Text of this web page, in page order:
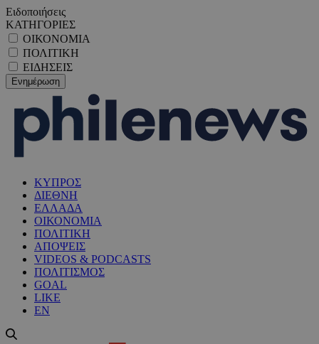
Ειδοποιήσεις
ΚΑΤΗΓΟΡΙΕΣ
ΟΙΚΟΝΟΜΙΑ
ΠΟΛΙΤΙΚΗ
ΕΙΔΗΣΕΙΣ
ΚΥΠΡΟΣ
ΔΙΕΘΝΗ
ΕΛΛΑΔΑ
ΟΙΚΟΝΟΜΙΑ
ΠΟΛΙΤΙΚΗ
ΑΠΟΨΕΙΣ
VIDEOS & PODCASTS
ΠΟΛΙΤΙΣΜΟΣ
GOAL
LIKE
EN